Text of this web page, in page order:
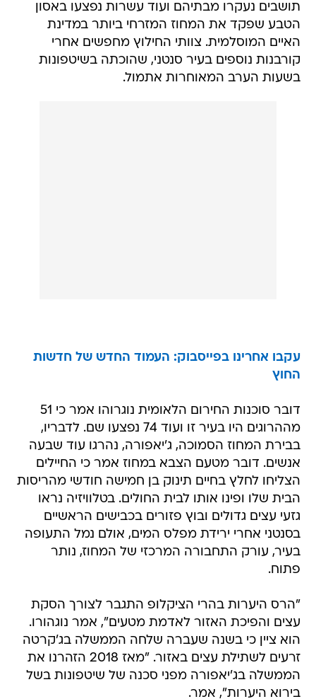
תושבים נעקרו מבתיהם ועוד עשרות נפצעו באסון
הטבע שפקד את המחוז המזרחי ביותר במדינת
האיים המוסלמית. צוותי החילוץ מחפשים אחרי
קורבנות נוספים בעיר סנטני, שהוכתה בשיטפונות
בשעות הערב המאוחרות אתמול.
עקבו אחרינו בפייסבוק: העמוד החדש של חדשות
החוץ
דובר סוכנות החירום הלאומית נוגרוהו אמר כי 51
מההרוגים היו בעיר זו ועוד 74 נפצעו שם. לדבריו,
בבירת המחוז הסמוכה, ג'יאפורה, נהרגו עוד שבעה
אנשים. דובר מטעם הצבא במחוז אמר כי החיילים
הצליחו לחלץ בחיים תינוק בן חמישה חודשי מהריסות
הבית שלו ופינו אותו לבית החולים. בטלוויזיה נראו
גזעי עצים גדולים ובוץ פזורים בכבישים הראשיים
בסנטני אחרי ירידת מפלס המים, אולם נמל התעופה
בעיר, עורק התחבורה המרכזי של המחוז, נותר
פתוח.
"הרס היערות בהרי הציקלופ התגבר לצורך הסקת
עצים והפיכת האזור לאדמת מטעים", אמר נוגהורו.
הוא ציין כי בשנה שעברה שלחה הממשלה בג'קרטה
זרעים לשתילת עצים באזור. "מאז 2018 הזהרנו את
הממשלה בג'יאפורה מפני סכנה של שיטפונות בשל
בירוא היערות", אמר.